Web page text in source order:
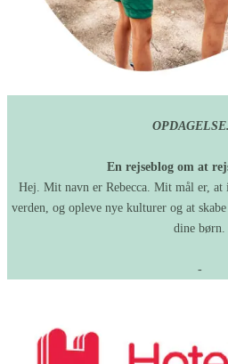
En rejseblog om at
Hej. Mit navn er Rebecca. Mit mål er,
verden, og opleve nye kulturer og at
dine børn.
-